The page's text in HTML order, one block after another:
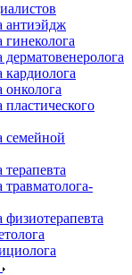
антиэйдж
гинеколога
дерматовенеролога
кардиолога
онколога
пластического
семейной
терапевта
травматолога-
физиотерапевта